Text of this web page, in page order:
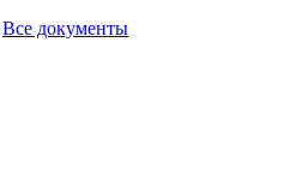
Все документы